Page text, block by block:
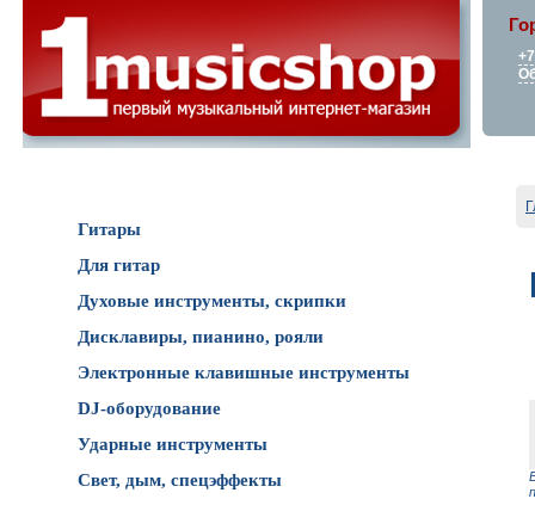
Гитары
Для гитар
Духовые инструменты, скрипки
Дисклавиры, пианино, рояли
Электронные клавишные инструменты
DJ-оборудование
Ударные инструменты
Свет, дым, спецэффекты